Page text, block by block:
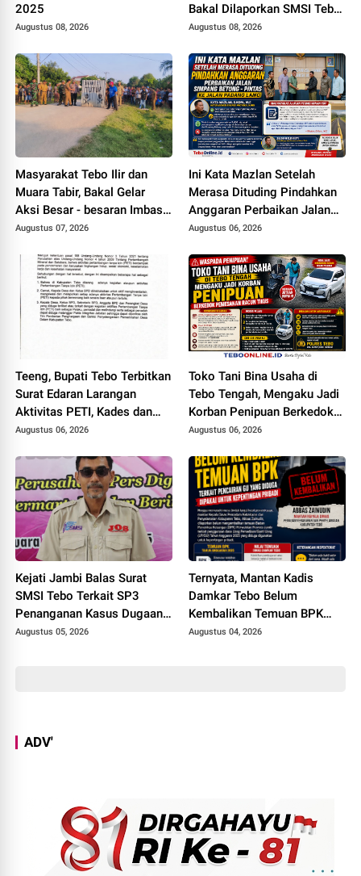
2025
Augustus 08, 2026
Bakal Dilaporkan SMSI Tebo
ke Polisi Terkait UU ITE
Augustus 08, 2026
Masyarakat Tebo Ilir dan
Muara Tabir, Bakal Gelar
Aksi Besar - besaran Imbas
Jalan Simpang Betung -
2027
Augustus 07, 2026
Ini Kata Mazlan Setelah
Merasa Dituding Pindahkan
Anggaran Perbaikan Jalan
Simpang Betung - Pintas ke
Augustus 06, 2026
Teeng, Bupati Tebo Terbitkan
Surat Edaran Larangan
Aktivitas PETI, Kades dan
Perangkat Desa Yang
Augustus 06, 2026
Toko Tani Bina Usaha di
Tebo Tengah, Mengaku Jadi
Korban Penipuan Berkedok
Pemesanan Racun Tikus
Augustus 06, 2026
Kejati Jambi Balas Surat
SMSI Tebo Terkait SP3
Penanganan Kasus Dugaan
Korupsi di DPUPR Tebo Rp
Augustus 05, 2026
Ternyata, Mantan Kadis
Damkar Tebo Belum
Kembalikan Temuan BPK
Terkait Pencairan GU yang
Augustus 04, 2026
ADV'